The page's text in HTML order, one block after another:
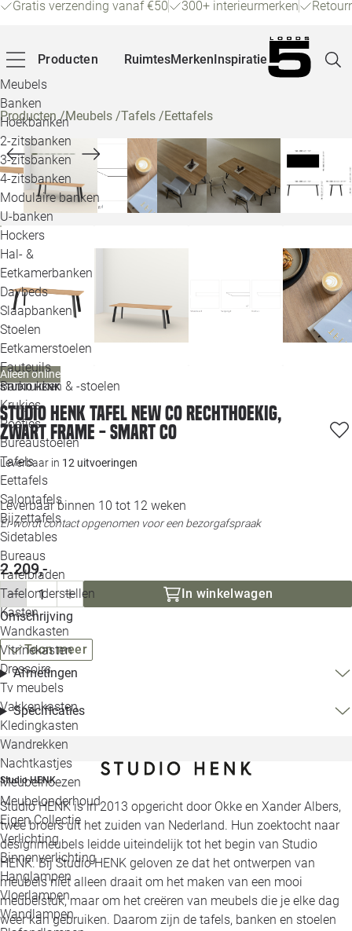
Gratis verzending vanaf €50 300+ interieurmerken
Producten
Meubels
Banken
Hoekbanken
2-zitsbanken
3-zitsbanken
4-zitsbanken
Modulaire banken
U-banken
Hockers
Hal- &
Eetkamerbanken
Daybeds
Slaapbanken
Stoelen
Eetkamerstoelen
Fauteuils
Barkrukken & -stoelen
Krukjes
Poefjes
Bureaustoelen
Tafels
Eettafels
Salontafels
Bijzettafels
Sidetables
Bureaus
Tafelbladen
Tafelonderstellen
Kasten
Wandkasten
Vitrinekasten
Dressoirs
Tv meubels
Vakkenkasten
Kledingkasten
Wandrekken
Nachtkastjes
Meubelhoezen
Meubelonderhoud
Eigen Collectie
Verlichting
Binnenverlichting
Hanglampen
Vloerlampen
Wandlampen
RuimtesMerkenInspiratie
Alle
Producten/Meubels /Tafels /Eettafels
Alleen online
STUDIO HENK
Studio HENK tafel New Co Rechthoekig,
zwart frame - Smart Co
Leverbaar in 12 uitvoeringen
Leverbaar binnen 10 tot 12 weken
Er wordt contact opgenomen voor een bezorgafspraak
2.209,-
In winkelwagen
Omschrijving
Toon meer
Afmetingen
Specificaties
Studio HENK
Studio HENK is in 2013 opgericht door Okke en Xander Albers,
twee broers uit het zuiden van Nederland. Hun zoektocht naar
designmeubels leidde uiteindelijk tot het begin van Studio
HENK. Bij Studio HENK geloven ze dat het ontwerpen van
meubels niet alleen draait om het maken van een mooi
meubelstuk, maar om het creëren van meubels die je elke dag
weer kan gebruiken. Daarom zijn de tafels, banken en stoelen